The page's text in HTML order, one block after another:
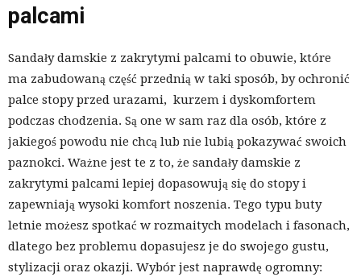
palcami
Sandały damskie z zakrytymi palcami to obuwie, które
ma zabudowaną część przednią w taki sposób, by ochronić
palce stopy przed urazami, kurzem i dyskomfortem
podczas chodzenia. Są one w sam raz dla osób, które z
jakiegoś powodu nie chcą lub nie lubią pokazywać swoich
paznokci. Ważne jest te z to, że sandały damskie z
zakrytymi palcami lepiej dopasowują się do stopy i
zapewniają wysoki komfort noszenia. Tego typu buty
letnie możesz spotkać w rozmaitych modelach i fasonach,
dlatego bez problemu dopasujesz je do swojego gustu,
stylizacji oraz okazji. Wybór jest naprawdę ogromny: